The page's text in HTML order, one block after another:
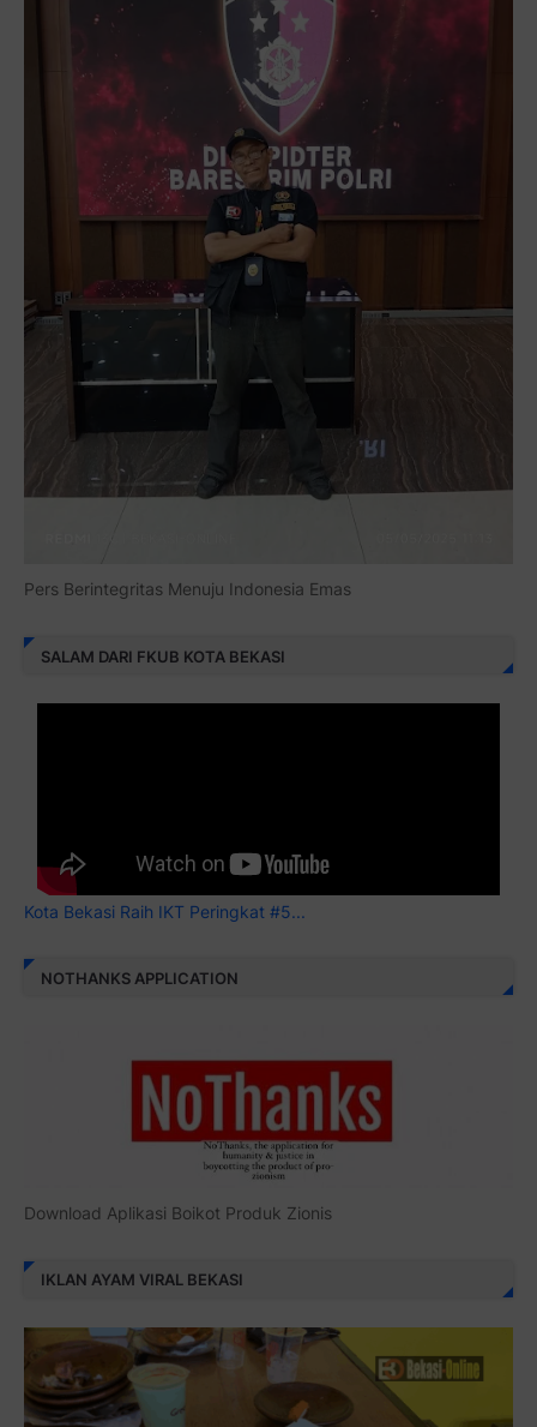
Pers Berintegritas Menuju Indonesia Emas
SALAM DARI FKUB KOTA BEKASI
Kota Bekasi Raih IKT Peringkat #5...
NOTHANKS APPLICATION
Download Aplikasi Boikot Produk Zionis
IKLAN AYAM VIRAL BEKASI